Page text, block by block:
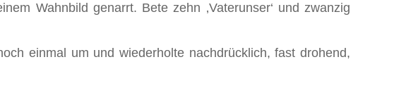
Wahnbild genarrt. Bete zehn ‚Vaterunser‘ und zwanzig
einmal um und wiederholte nachdrücklich, fast drohend,